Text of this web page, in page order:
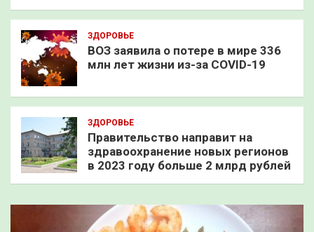
ЗДОРОВЬЕ
ВОЗ заявила о потере в мире 336
млн лет жизни из-за COVID-19
ЗДОРОВЬЕ
Правительство направит на
здравоохранение новых регионов
в 2023 году больше 2 млрд рублей